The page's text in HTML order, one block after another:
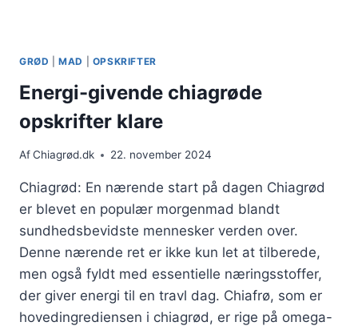
GRØD |MAD OPSKRIFTER
Energi-givende chiagrøde
opskrifter klare
AfChiagrød.dk 22. november 2024
Chiagrød: En nærende start på dagen Chiagrød
er blevet en populær morgenmad blandt
sundhedsbevidste mennesker verden over.
Denne nærende ret er ikke kun let at tilberede,
men også fyldt med essentielle næringsstoffer,
der giver energi til en travl dag. Chiafrø, som er
hovedingrediensen i chiagrød, er rige på omega-